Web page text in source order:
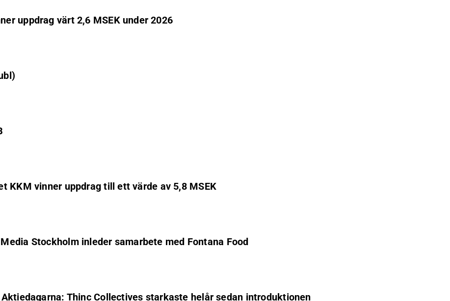
uppdrag värt 2,6 MSEK under 2026
KKM vinner uppdrag till ett värde av 5,8 MSEK
Stockholm inleder samarbete med Fontana Food
Thinc Collectives starkaste helår sedan introduktionen